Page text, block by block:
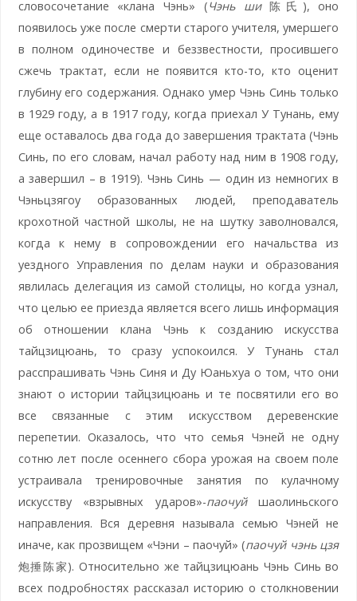
словосочетание «клана Чэнь» (Чэнь ши陈氏), оно
появилось уже после смерти старого учителя, умершего
в полном одиночестве и беззвестности, просившего
сжечь трактат, если не появится кто-то, кто оценит
глубину его содержания. Однако умер Чэнь Синь только
в 1929 году, а в 1917 году, когда приехал У Тунань, ему
еще оставалось два года до завершения трактата (Чэнь
Синь, по его словам, начал работу над ним в 1908 году,
а завершил – в 1919). Чэнь Синь — один из немногих в
Чэньцзягоу образованных людей, преподаватель
крохотной частной школы, не на шутку заволновался,
когда к нему в сопровождении его начальства из
уездного Управления по делам науки и образования
явлилась делегация из самой столицы, но когда узнал,
что целью ее приезда является всего лишь информация
об отношении клана Чэнь к созданию искусства
тайцзицюань, то сразу успокоился. У Тунань стал
расспрашивать Чэнь Синя и Ду Юаньхуа о том, что они
знают о истории тайцзицюань и те посвятили его во
все связанные с этим искусством деревенские
перепетии. Оказалось, что что семья Чэней не одну
сотню лет после осеннего сбора урожая на своем поле
устраивала тренировочные занятия по кулачному
искусству «взрывных ударов»-паочуйшаолиньского
направления. Вся деревня называла семью Чэней не
иначе, как прозвищем «Чэни – паочуй» (паочуй чэнь цзя
炮捶陈家). Относительно же тайцзицюань Чэнь Синь во
всех подробностях рассказал историю о столкновении